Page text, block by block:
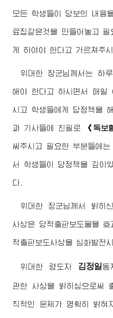
모든 학생들이 당보의 내용
료집같은것을 만들어놓고
게 하여야 한다고 가르쳐주시
위대한 장군님 께서는 하
해야 한다고 하시면서 매일
시고 학생들에게 당정책을
과 기사들에 친필로 《독보
써주시고 필요한 부분들에
서 학생들이 당정책을 깊이
다.
위대한 장군님 께서 밝히
사상은 당적출판보도물을
적출판보도사상을 심화발전
위대한 령도자 김정일동
관한 사상을 밝히심으로써
칙적인 문제가 명확히 밝혀